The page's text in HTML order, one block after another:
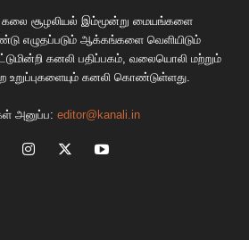
சூழலியல் இம்மூன்று மையங்களை
எழுதப்படும் ஆக்கங்களை வெளியிடும்
கனலி பதிப்பகம், வலையொலி மற்றும்
கனலி கொண்டுள்ளது.
அனுப்ப: editor@kanali.in